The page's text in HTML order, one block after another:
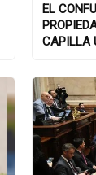
EL
CAPILLA